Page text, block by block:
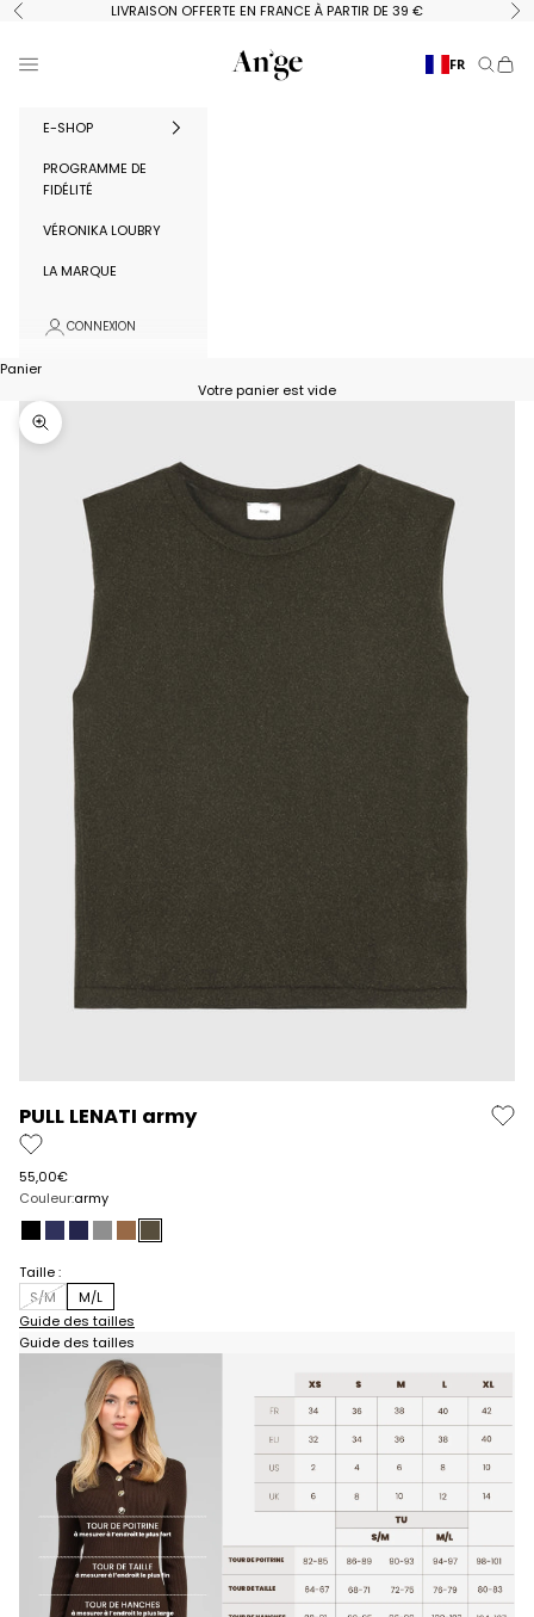
Passer au contenu
Précédent LIVRAISON OFFERTE EN FRANCE À PARTIR DE 39 €
Ange Paris
Menu FR
E-SHOP
PROGRAMME DE
FIDÉLITÉ
VÉRONIKA LOUBRY
LA MARQUE
CONNEXION
Panier
Votre panier est vide
Zoomer sur l'image
PULL LENATI army
Prix de vente
55,00€
Couleur:army
noirnavyindigoanthracite
noisette
army
Taille :
S/M
M/L
Guide des tailles
Guide des tailles